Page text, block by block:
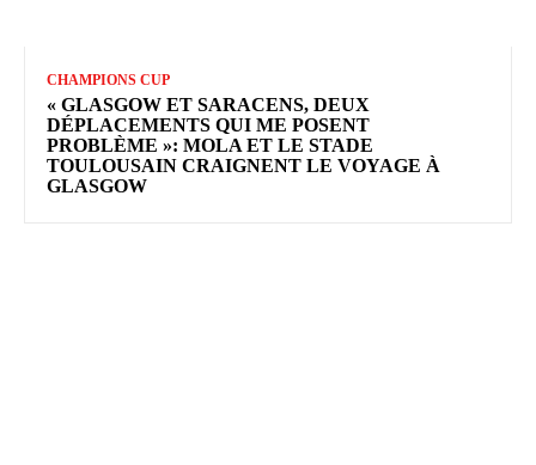
CHAMPIONS CUP
« GLASGOW ET SARACENS, DEUX
DÉPLACEMENTS QUI ME POSENT
PROBLÈME »: MOLA ET LE STADE
TOULOUSAIN CRAIGNENT LE VOYAGE À
GLASGOW